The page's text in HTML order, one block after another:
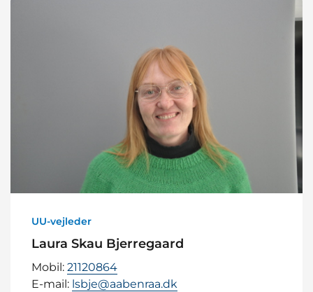
UU-vejleder
Laura Skau Bjerregaard
Mobil: 21120864
E-mail: lsbje@aabenraa.dk